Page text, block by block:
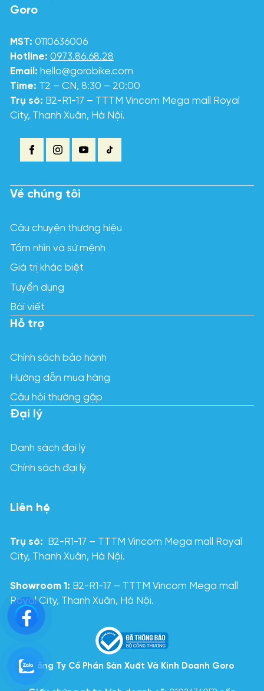
Goro
MST: 0110636006
Hotline: 0973.86.68.28
Email: hello@gorobike.com
Time: T2 – CN, 8:30 – 20:00
Trụ sở: B2-R1-17 – TTTM Vincom Mega mall Royal
City, Thanh Xuân, Hà Nội.
Về chúng tôi
Câu chuyện thương hiệu
Tầm nhìn và sứ mệnh
Giá trị khác biệt
Tuyển dụng
Bài viết
Hỗ trợ
Chính sách bảo hành
Hướng dẫn mua hàng
Câu hỏi thường gặp
Đại lý
Danh sách đại lý
Chính sách đại lý
Liên hệ
Trụ sở: B2-R1-17 – TTTM Vincom Mega mall Royal
City, Thanh Xuân, Hà Nội.
Showroom 1: B2-R1-17 – TTTM Vincom Mega mall
Royal City, Thanh Xuân, Hà Nội.
Công Ty Cổ Phần Sản Xuất Và Kinh Doanh Goro